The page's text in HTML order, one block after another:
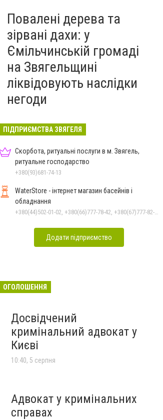
Повалені дерева та
зірвані дахи: у
Ємільчинській громаді
на Звягельщині
ліквідовують наслідки
негоди
ПІДПРИЄМСТВА ЗВЯГЕЛЯ
Скорбота, ритуальні послуги в м. Звягель,
ритуальне господарство
+380(93)681-74-13
WaterStore - інтернет магазин басейнів і
обладнання
+380(44)502-01-02, +380(66)777-78-42, +380(67)777-82-19, +380(67)890-80-80, +380(73)890-80-80, +380(44)502-01-03
Додати підприємство
ОГОЛОШЕННЯ
Досвідчений
кримінальний адвокат у
Києві
10:40, 5 серпня
Адвокат у кримінальних
справах